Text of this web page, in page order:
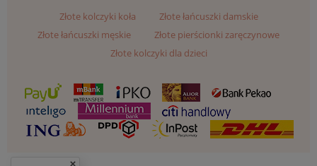
Złote kolczyki koła
Złote łańcuszki damskie
Złote łańcuszki męskie
Złote pierścionki zaręczynowe
Złote kolczyki dla dzieci